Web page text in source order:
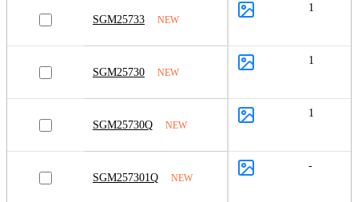
SGM25733 NEW
1
SGM25730 NEW
1
SGM25730Q NEW
1
SGM257301Q NEW
-